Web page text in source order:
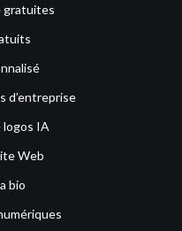
gratuites
d’entreprise
IA
Web
bio